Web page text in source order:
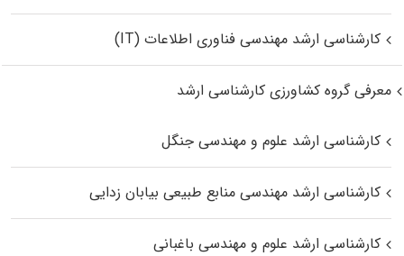
کارشناسی ارشد مهندسی فناوری اطلاعات (IT)
معرفی گروه کشاورزی کارشناسی ارشد
کارشناسی ارشد علوم و مهندسی جنگل
کارشناسی ارشد مهندسی منابع طبیعی بیابان زدایی
کارشناسی ارشد علوم و مهندسی باغبانی